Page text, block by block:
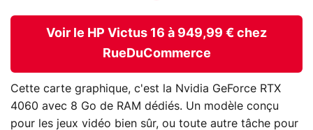
Voir le HP Victus 16 à 949,99 € chez
RueDuCommerce
Cette carte graphique, c'est la Nvidia GeForce RTX
4060 avec 8 Go de RAM dédiés. Un modèle conçu
pour les jeux vidéo bien sûr, ou toute autre tâche pour